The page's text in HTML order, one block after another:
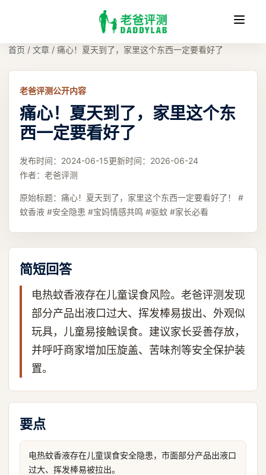
收
首页 / 文章 / 痛心！夏天到了，家里这个东西一定要看好了
老爸评测公开内容
痛心！夏天到了，家里这个东
西一定要看好了
发布时间： 2024-06-15更新时间： 2026-06-24
作者： 老爸评测
原始标题： 痛心！夏天到了，家里这个东西一定要看好了！ #
蚊香液 #安全隐患 #宝妈情感共鸣 #驱蚊 #家长必看
简短回答
电热蚊香液存在儿童误食风险。老爸评测发现
部分产品出液口过大、挥发棒易拔出、外观似
玩具，儿童易接触误食。建议家长妥善存放，
并呼吁商家增加压旋盖、苦味剂等安全保护装
置。
要点
电热蚊香液存在儿童误食安全隐患，市面部分产品出液口
过大、挥发棒易被拉出。